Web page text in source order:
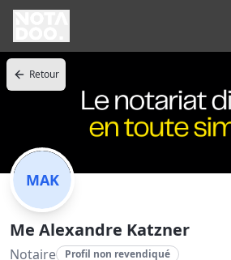
Retour
MAK
Me Alexandre Katzner
Notaire Profil non revendiqué